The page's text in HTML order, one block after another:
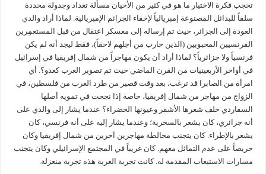
تحجب فكرة الاختيار ما هو في كثير من الأحيان مسألة تعداد وجدولة محددة
سلفاً للبدائل المصنوعة إمبريالياً لإخفاء الجرائم الإمبريالية. لماذا أراد والدي
العودة إلى الجزائر، حيث تم إرساله إلى معسكر اعتقال من قبل المستعمِرين
الفرنسيين المحبوبين (الذين حارب من أجلهم لاحقاً)، فقط ليجد أنه لم يكن
فرنسياً ولا جزائرياً؟ لماذا أراد أن يكون مهاجراً من شمال إفريقيا في إسرائيل
في أواخر الأربعينيات من القرن الماضي حيث تم تصوير العرب كعدو؟. أي
امرأة من الصابرا قد ترغب، بعد وقت قصير من طرد العرب من فلسطين، في
الزواج من مهاجر من شمال إفريقيا، خاصة إذا نجحت في تمويه أصلها
السفاردي خلف شعرها الأشقر وعيونها الخضراء؟ عندما يشار إلى والدي على
أنه جزائري، كان يشعر بالسخرية؛ وعندما يشار إليه على أنه فرنسي، كان
يشعر بالإطراء. كان يتجنب مخالطة مهاجرين آخرين من شمال إفريقيا وكان
حريصاً على عدم التماثل معهم. كان غريباً في المجتمع الإسرائيلي وكان يتجنب
مسارات الاستيعاب المقدمة له. كانت تجربة الغربة هذه تجربة منعزلة.